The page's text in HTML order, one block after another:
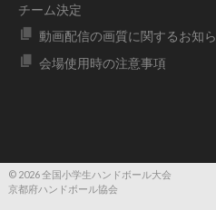
チーム決定
動画配信の画質に関するお知
会場使用時の注意事項
© 2026 全国小学生ハンドボール大会
京都府ハンドボール協会